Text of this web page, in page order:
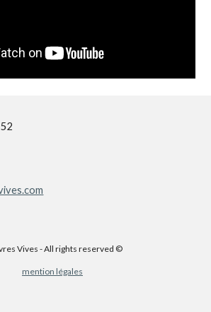
Vives - All rights reserved ©
mention légales